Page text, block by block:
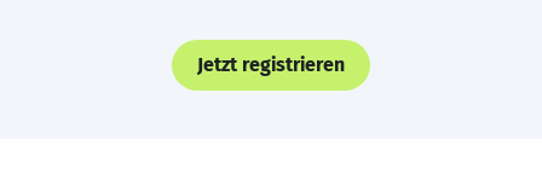
Jetzt registrieren